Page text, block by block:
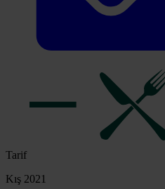
Tarif
Kış 2021